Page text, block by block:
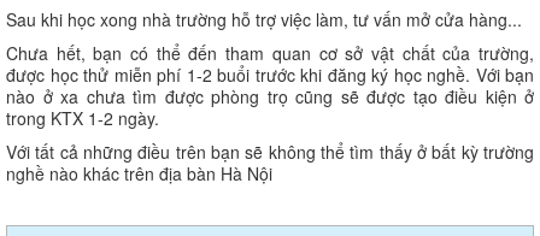
Sau khi học xong nhà trường hỗ trợ việc làm, tư vấn mở cửa hàng...
Chưa hết, bạn có thể đến tham quan cơ sở vật chất của trường,
được học thử miễn phí 1-2 buổi trước khi đăng ký học nghề. Với bạn
nào ở xa chưa tìm được phòng trọ cũng sẽ được tạo điều kiện ở
trong KTX 1-2 ngày.
Với tất cả những điều trên bạn sẽ không thể tìm thấy ở bất kỳ trường
nghề nào khác trên địa bàn Hà Nội